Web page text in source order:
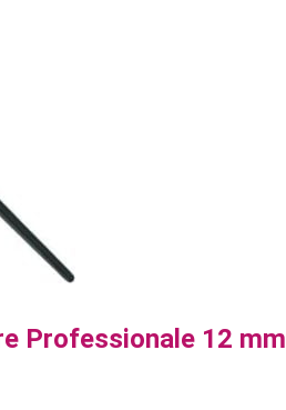
Professionale 12 mm